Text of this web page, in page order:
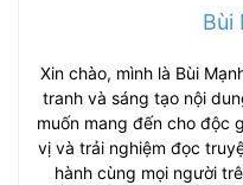
Bùi
Xin chào, mình là Bùi
tranh và sáng tạo nội
muốn mang đến cho độc
vị và trải nghiệm đọc
hành cùng mọi người